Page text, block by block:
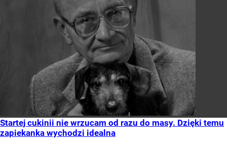
Startej cukinii nie wrzucam od razu do masy. Dzięki temu
zapiekanka wychodzi idealna